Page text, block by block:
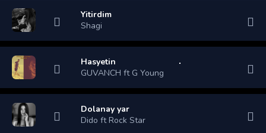
Yitirdim
Shagi
Hasyetin
GUVANCH ft G Young
Dolanay yar
Dido ft Rock Star